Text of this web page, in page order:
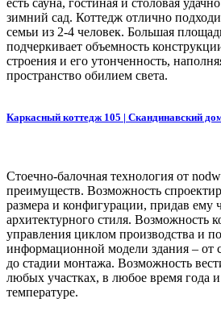
зимний сад. Коттедж отлично
семьи из 2-4 человек. Большая
подчеркивает объемность
строения и его утонченность,
пространство обилием света.
Каркасный коттедж 105 | Скандинавский
Стоечно-балочная технология от
преимуществ. Возможность
размера и конфигурации, придав ему
архитектурного стиля. Возможность
управления циклом производства и
информационной модели здания – от
до стадии монтажа. Возможность
любых участках, в любое время года
температуре.